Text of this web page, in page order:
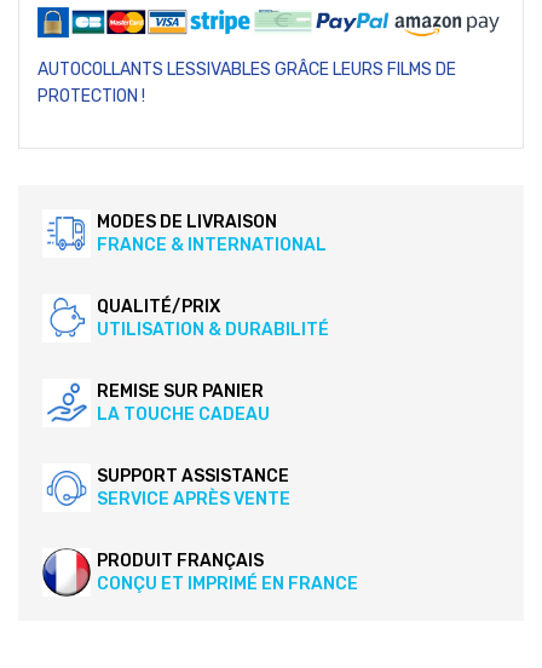
AUTOCOLLANTS LESSIVABLES GRÂCE LEURS FILMS DE
PROTECTION !
MODES DE LIVRAISON
FRANCE & INTERNATIONAL
QUALITÉ/PRIX
UTILISATION & DURABILITÉ
REMISE SUR PANIER
LA TOUCHE CADEAU
SUPPORT ASSISTANCE
SERVICE APRÈS VENTE
PRODUIT FRANÇAIS
CONÇU ET IMPRIMÉ EN FRANCE